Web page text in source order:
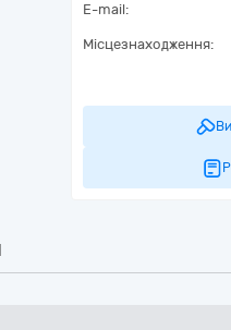
E-mail:
Місцезнаходження: